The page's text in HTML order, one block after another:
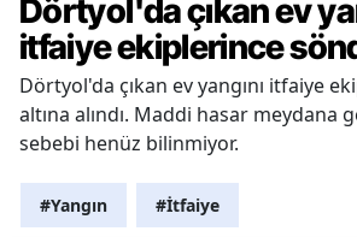
Dörtyol'da çıkan ev
itfaiye ekiplerince
Dörtyol'da çıkan ev yangını itfaiye
altına alındı. Maddi hasar meydana
sebebi henüz bilinmiyor.
#Yangın #İtfaiye